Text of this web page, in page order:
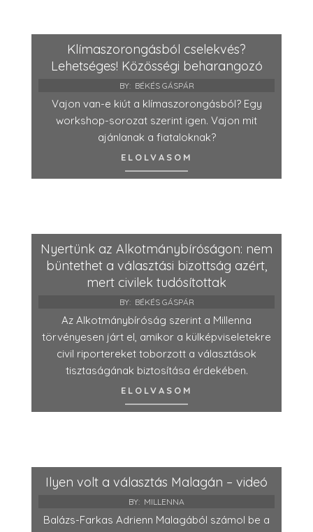
Klímaszorongásból cselekvés?
Lehetséges! Közösségi beharangozó
BY: BÉKÉS GÁSPÁR
Vajon van-e kiút a klímaszorongásból? Egy
workshop-sorozat szerint igen. Vajon mit
ajánlanak a fiataloknak?
ELOLVASOM
Nyertünk az Alkotmánybíróságon: nem
büntethet a választási bizottság azért,
mert civilek tudósítottak
BY: BÉKÉS GÁSPÁR
Az Alkotmánybíróság szerint a Millenna
törvényesen járt el, amikor a külképviseletekre
civil riportereket toborzott a választások
tisztaságának biztosítása érdekében.
ELOLVASOM
Ilyen volt a választás Malagán – videó
BY: MILLENNA
Balázs-Farkas Adrienn Malagából számol be a